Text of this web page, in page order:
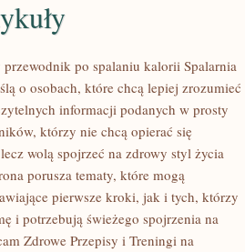
po spalaniu kalorii Spalarnia
o osobach, które chcą lepiej zrozumieć
informacji podanych w prosty
którzy nie chcą opierać się
wolą spojrzeć na zdrowy styl życia
porusza tematy, które mogą
pierwsze kroki, jak i tych, którzy
i potrzebują świeżego spojrzenia na
Zdrowe Przepisy i Treningi na